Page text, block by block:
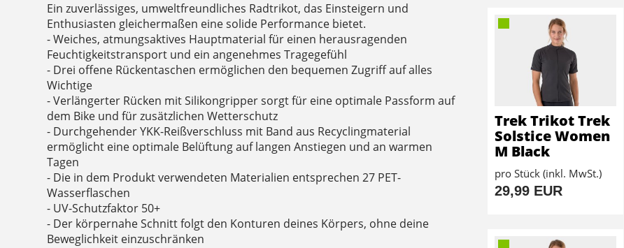
Ein zuverlässiges, umweltfreundliches Radtrikot, das Einsteigern und
Enthusiasten gleichermaßen eine solide Performance bietet.
- Weiches, atmungsaktives Hauptmaterial für einen herausragenden
Feuchtigkeitstransport und ein angenehmes Tragegefühl
- Drei offene Rückentaschen ermöglichen den bequemen Zugriff auf alles
Wichtige
- Verlängerter Rücken mit Silikongripper sorgt für eine optimale Passform auf
dem Bike und für zusätzlichen Wetterschutz
- Durchgehender YKK-Reißverschluss mit Band aus Recyclingmaterial
ermöglicht eine optimale Belüftung auf langen Anstiegen und an warmen
Tagen
- Die in dem Produkt verwendeten Materialien entsprechen 27 PET-
Wasserflaschen
- UV-Schutzfaktor 50+
- Der körpernahe Schnitt folgt den Konturen deines Körpers, ohne deine
Beweglichkeit einzuschränken
Trek Trikot Trek
Solstice Women
M Black
pro Stück (inkl. MwSt.)
29,99 EUR